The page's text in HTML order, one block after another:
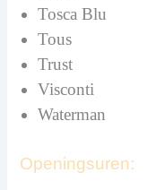
Tosca Blu
Tous
Trust
Visconti
Waterman
Openingsuren: